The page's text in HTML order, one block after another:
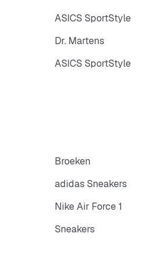
ASICS SportStyle
Dr. Martens
ASICS SportStyle
Broeken
adidas Sneakers
Nike Air Force 1
Sneakers